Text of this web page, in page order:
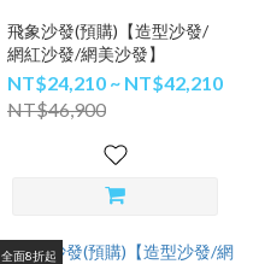
飛象沙發(預購)【造型沙發/
網紅沙發/網美沙發】
NT$24,210 ~ NT$42,210
NT$46,900
全面8折起